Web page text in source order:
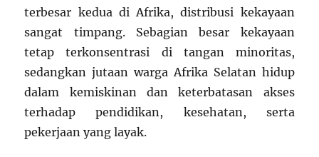
terbesar kedua di Afrika, distribusi kekayaan
sangat timpang. Sebagian besar kekayaan
tetap terkonsentrasi di tangan minoritas,
sedangkan jutaan warga Afrika Selatan hidup
dalam kemiskinan dan keterbatasan akses
terhadap pendidikan, kesehatan, serta
pekerjaan yang layak.